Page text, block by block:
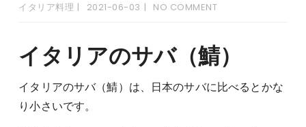
イタリア料理 2021-06-03 NO COMMENT
イタリアのサバ（鯖）
イタリアのサバ（鯖）は、日本のサバに比べるとかな
り小さいです。